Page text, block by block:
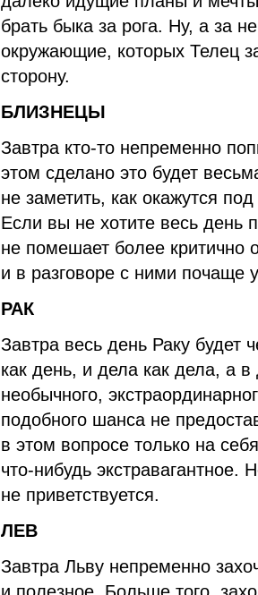
брать быка за рога. Ну, а за
окружающие, которых Телец
сторону.
БЛИЗНЕЦЫ
Завтра кто-то непременно
этом сделано это будет
не заметить, как окажутся
Если вы не хотите весь день
не помешает более критично
и в разговоре с ними почаще
РАК
Завтра весь день Раку будет
как день, и дела как дела, а в
необычного,
подобного шанса не
в этом вопросе только на
что-нибудь экстравагантное.
не приветствуется.
ЛЕВ
Завтра Льву непременно